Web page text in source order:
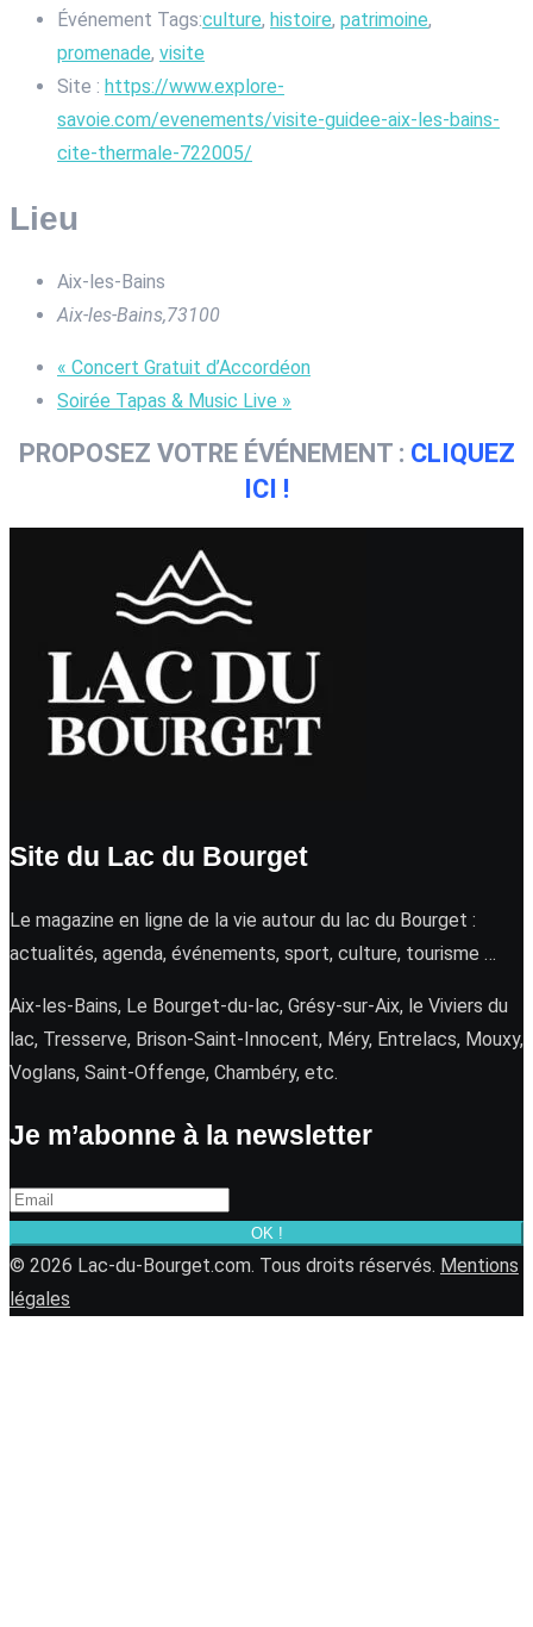
Événement Tags:culture, histoire, patrimoine,
promenade, visite
Site : https://www.explore-
savoie.com/evenements/visite-guidee-aix-les-bains-
cite-thermale-722005/
Lieu
Aix-les-Bains
Aix-les-Bains,73100
« Concert Gratuit d’Accordéon
Soirée Tapas & Music Live »
PROPOSEZ VOTRE ÉVÉNEMENT : CLIQUEZ
ICI !
Site du Lac du Bourget
Le magazine en ligne de la vie autour du lac du Bourget :
actualités, agenda, événements, sport, culture, tourisme …
Aix-les-Bains, Le Bourget-du-lac, Grésy-sur-Aix, le Viviers du
lac, Tresserve, Brison-Saint-Innocent, Méry, Entrelacs, Mouxy,
Voglans, Saint-Offenge, Chambéry, etc.
Je m’abonne à la newsletter
OK !
© 2026 Lac-du-Bourget.com. Tous droits réservés. Mentions
légales